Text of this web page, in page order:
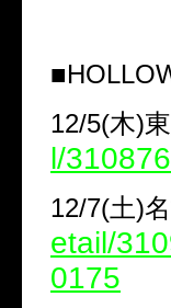
12/5(木)
l/
12/7(土)
etail/
0175